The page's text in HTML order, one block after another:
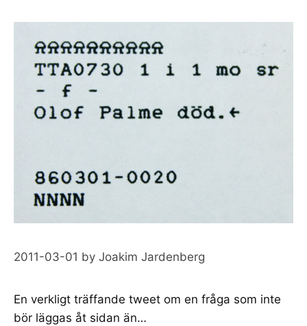
2011-03-01 by Joakim Jardenberg
En verkligt träffande tweet om en fråga som inte
bör läggas åt sidan än…